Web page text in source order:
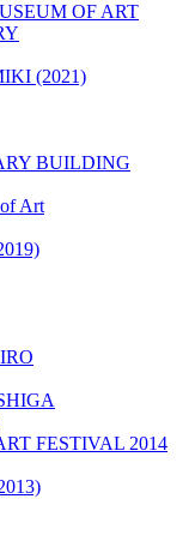
OF ART
(2021)
BUILDING
Art
FESTIVAL 2014